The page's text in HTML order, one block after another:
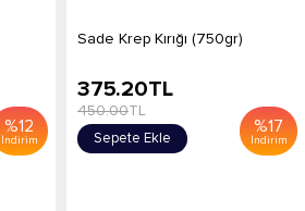
%12
İndirim
Sade Krep Kırığı (750gr)
%17
İndirim
375.20TL
450.00TL
Sepete Ekle